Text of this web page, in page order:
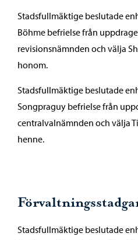
Stadsfullmäktige beslutade
Böhme befrielse från
revisionsnämnden och välja
honom.
Stadsfullmäktige beslutade
Songpraguy befrielse från
centralvalnämnden och välja
henne.
Stadsfullmäktige beslutade